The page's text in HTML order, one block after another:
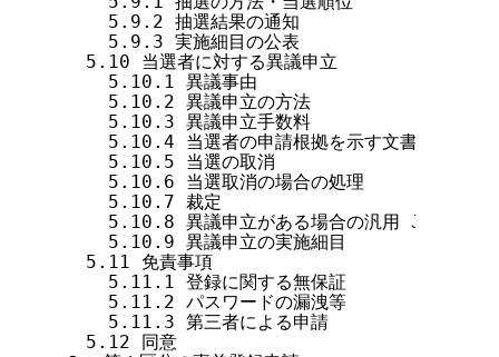
    5.9.2 抽選結果の通知
    5.9.3 実施細目の公表
  5.10 当選者に対する異議申立
    5.10.1 異議事由
    5.10.2 異議申立の方法
    5.10.3 異議申立手数料
    5.10.4 当選者の申請根拠を示す文書の提出
    5.10.5 当選の取消
    5.10.6 当選取消の場合の処理
    5.10.7 裁定
5.10.8 異議申立がある場合の汎用 JP ドメイ
    5.10.9 異議申立の実施細目
  5.11 免責事項
    5.11.1 登録に関する無保証
    5.11.2 パスワードの漏洩等
    5.11.3 第三者による申請
  5.12 同意